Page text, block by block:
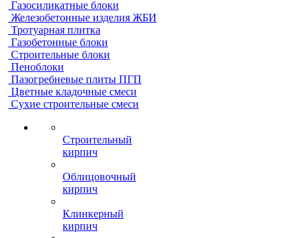
Газосиликатные блоки
Железобетонные изделия ЖБИ
Тротуарная плитка
Газобетонные блоки
Строительные блоки
Пеноблоки
Пазогребневые плиты ПГП
Цветные кладочные смеси
Сухие строительные смеси
Строительный
кирпич
Облицовочный
кирпич
Клинкерный
кирпич